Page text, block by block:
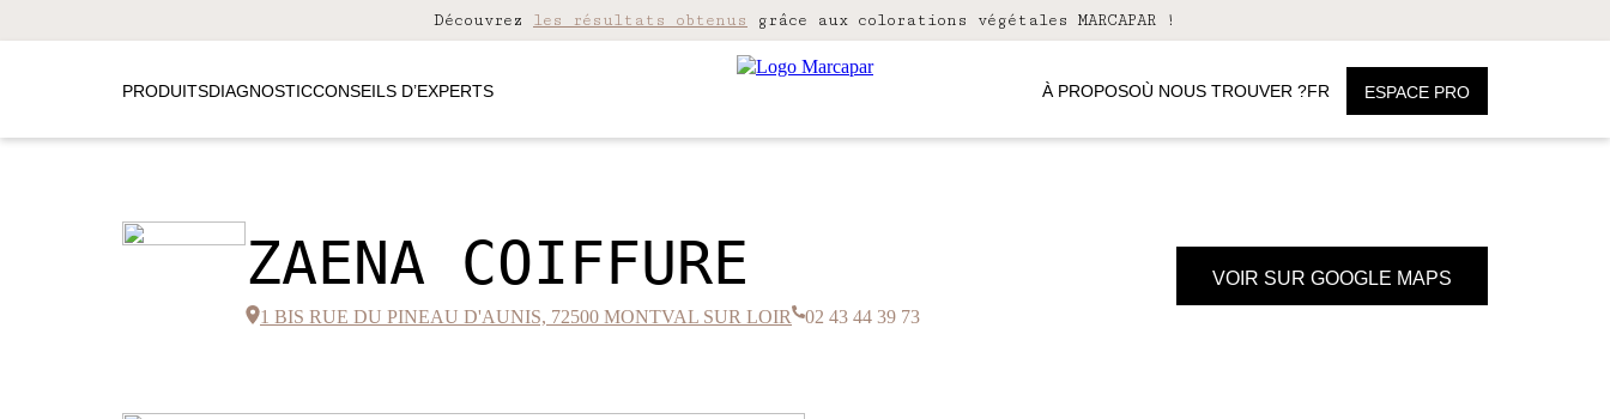
Découvrez les résultats obtenus grâce aux colorations végétales MARCAPAR !
PRODUITSDIAGNOSTICCONSEILS D’EXPERTS À PROPOSOÙ NOUS TROUVER ?FR ESPACE PRO
ZAENA COIFFURE
1 BIS RUE DU PINEAU D'AUNIS, 72500 MONTVAL SUR LOIR 02 43 44 39 73
VOIR SUR GOOGLE MAPS